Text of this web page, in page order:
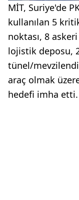
MİT, Suriye'de
kullanılan 5
noktası, 8
lojistik deposu,
tünel/
araç olmak
hedefi imha etti.